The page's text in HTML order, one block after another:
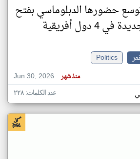
حضورها الدبلوماسي بفتح
4 دول أفريقية
Politics
Jun 30, 2026
منذ شهر
عدد الكلمات: ٢٢٨